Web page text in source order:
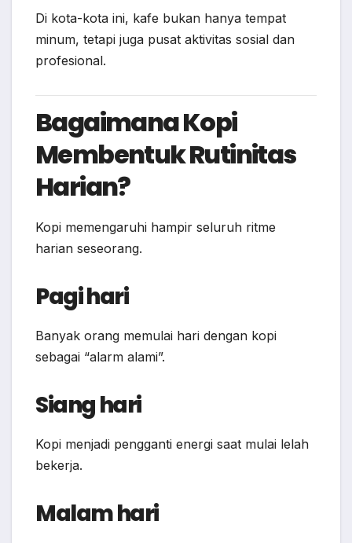
Di kota-kota ini, kafe bukan hanya tempat
minum, tetapi juga pusat aktivitas sosial dan
profesional.
Bagaimana Kopi
Membentuk Rutinitas
Harian?
Kopi memengaruhi hampir seluruh ritme
harian seseorang.
Pagi hari
Banyak orang memulai hari dengan kopi
sebagai “alarm alami”.
Siang hari
Kopi menjadi pengganti energi saat mulai lelah
bekerja.
Malam hari